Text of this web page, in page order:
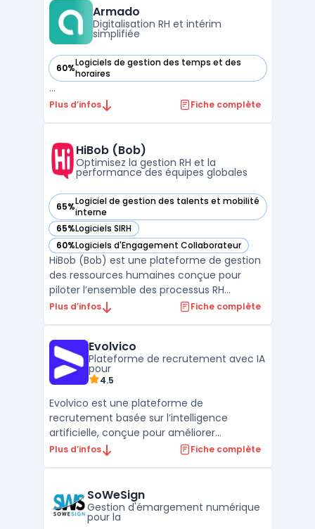
comportement dans un contexte
professionnel. Utilisé effic ...
Armado
Digitalisation RH et intérim
simplifiée
60%Logiciels de gestion des temps et des
horaires
— voir Armado dans cette catégorie
...
Plus d’infos Fiche complète
HiBob (Bob)
Optimisez la gestion RH et la
performance des équipes globales
65%Logiciel de gestion des talents et mobilité
interne
— voir HiBob (Bob) dans cette catégorie
65%Logiciels SIRH
— voir HiBob (Bob) dans cette catégorie
60%Logiciels d'Engagement Collaborateur
— voir HiBob (Bob) dans cette catégorie
HiBob (Bob) est une plateforme de gestion
des ressources humaines conçue pour
piloter l’ensemble des processus RH
d’organisations en croissance. Ce logiciel
RH et le suivi des relations de travail, afin de
traiter les spécifi ...
Plus d’infos Fiche complète
Evolvico
Plateforme de recrutement avec IA
pour
4.5
Evolvico est une plateforme de
recrutement basée sur l’intelligence
artificielle, conçue pour améliorer
l’efficacité des processus RH. Elle centralise
précision. Grâce à son approche innovante,
Evolvico aide les ent ...
Plus d’infos Fiche complète
SoWeSign
Gestion d'émargement numérique
pour la